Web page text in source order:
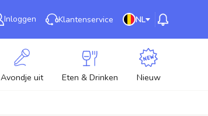
Inloggen Klantenservice NL
Avondje uit Eten & Drinken Nieuw